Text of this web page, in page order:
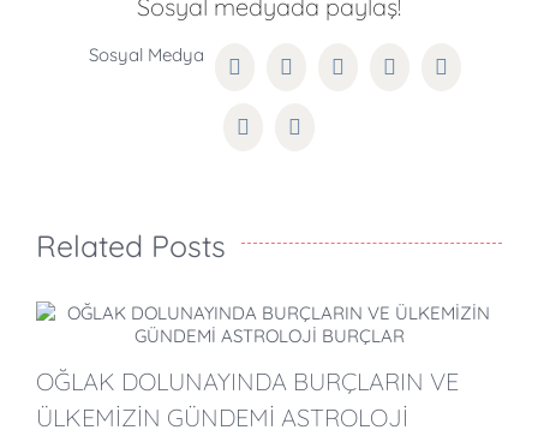
Sosyal medyada paylaş!
FacebookTwitterRedditLinkedInWhatsApp
PinterestEmail
Related Posts
OĞLAK DOLUNAYINDA BURÇLARIN VE
ÜLKEMİZİN GÜNDEMİ ASTROLOJİ